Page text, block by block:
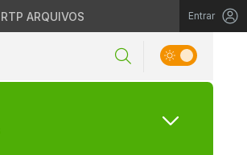
RTP ARQUIVOS Entrar